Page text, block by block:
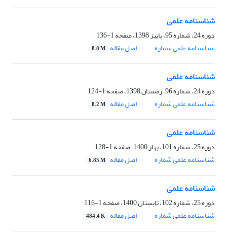
شناسنامه علمی
دوره 24، شماره 95، پاییز 1398، صفحه
1-136
شناسنامه علمی شماره
اصل مقاله 8.8 M
شناسنامه علمی
دوره 24، شماره 96، زمستان 1398، صفحه
1-124
شناسنامه علمی شماره
اصل مقاله 8.2 M
شناسنامه علمی
دوره 25، شماره 101، بهار 1400، صفحه
1-128
شناسنامه علمی شماره
اصل مقاله 6.85 M
شناسنامه علمی
دوره 25، شماره 102، تابستان 1400، صفحه
1-116
شناسنامه علمی شماره
اصل مقاله 484.4 K